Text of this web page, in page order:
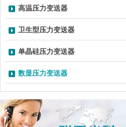
高温压力变送器
卫生型压力变送器
单晶硅压力变送器
数显压力变送器